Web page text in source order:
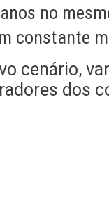
no
constante
cenário,
dos